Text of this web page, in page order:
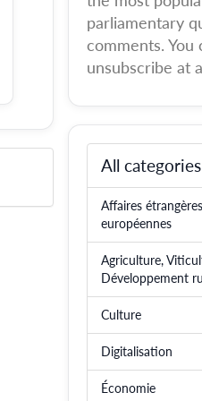
parliamentary
comments. You
unsubscribe at
All categories
Affaires
européennes
Agriculture,
Développement
Culture
Digitalisation
Économie